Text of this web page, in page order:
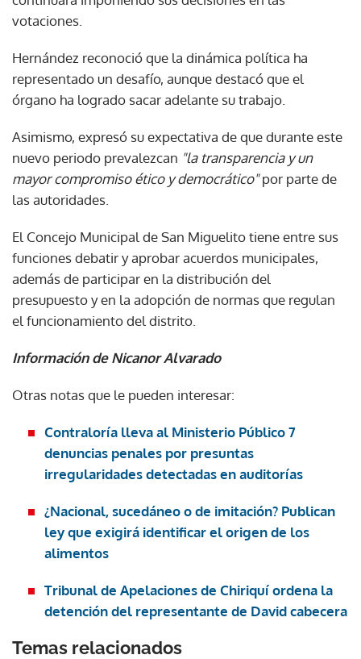
votaciones.
Hernández reconoció que la dinámica política ha
representado un desafío, aunque destacó que el
órgano ha logrado sacar adelante su trabajo.
Asimismo, expresó su expectativa de que durante este
nuevo periodo prevalezcan "la transparencia y un
mayor compromiso ético y democrático"por parte de
las autoridades.
El Concejo Municipal de San Miguelito tiene entre sus
funciones debatir y aprobar acuerdos municipales,
además de participar en la distribución del
presupuesto y en la adopción de normas que regulan
el funcionamiento del distrito.
Información de Nicanor Alvarado
Otras notas que le pueden interesar:
Contraloría lleva al Ministerio Público 7
denuncias penales por presuntas
irregularidades detectadas en auditorías
¿Nacional, sucedáneo o de imitación? Publican
ley que exigirá identificar el origen de los
alimentos
Tribunal de Apelaciones de Chiriquí ordena la
detención del representante de David cabecera
Temas relacionados